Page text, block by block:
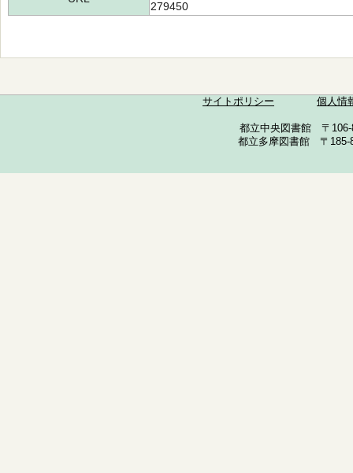
279450
サイトポリシー 個人情
都立中央図書館 〒
都立多摩図書館 〒185-